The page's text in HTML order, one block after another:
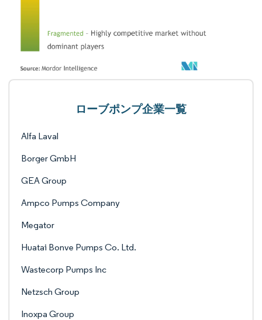
ローブポンプ企業一覧
Alfa Laval
Borger GmbH
GEA Group
Ampco Pumps Company
Megator
Huatai Bonve Pumps Co. Ltd.
Wastecorp Pumps Inc
Netzsch Group
Inoxpa Group